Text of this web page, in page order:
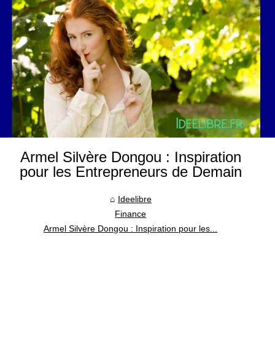
Armel Silvère Dongou : Inspiration
pour les Entrepreneurs de Demain
Ideelibre
Finance
Armel Silvère Dongou : Inspiration pour les...